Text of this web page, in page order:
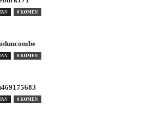
0 KOMEN
0 KOMEN
0 KOMEN